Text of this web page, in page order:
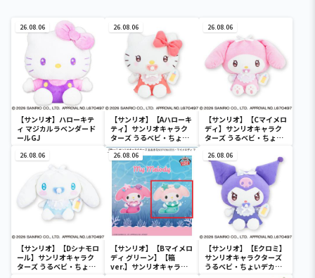
26.08.06
【サンリオ】ハローキテ
ィ マジカルラベンダード
ールGJ
26.08.06
【サンリオ】【Aハローキ
ティ】サンリオキャラク
ターズ うるベビ・ちょい
デカドール
26.08.06
【サンリオ】【Cマイメロ
ディ】サンリオキャラク
ターズ うるベビ・ちょい
26.08.06
【サンリオ】【Dシナモロ
ール】サンリオキャラク
ターズ うるベビ・ちょい
26.08.06
【サンリオ】【Bマイメロ
ディ グリーン】【箱
ver.】サンリオキャラク
26.08.06
【サンリオ】【Eクロミ】
サンリオキャラクターズ
うるベビ・ちょいデカド